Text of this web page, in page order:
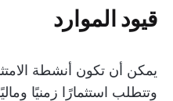
قيود الموارد
يمكن أن تكون أنشطة
وتتطلب استثمارًا زمنيًا